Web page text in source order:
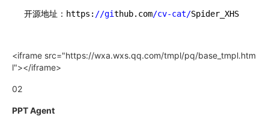
开源地址：https: //github.com/cv-cat/Spider_XHS
<iframe src="https://wxa.wxs.qq.com/tmpl/pq/base_tmpl.htm
l"></iframe>
02
PPT Agent